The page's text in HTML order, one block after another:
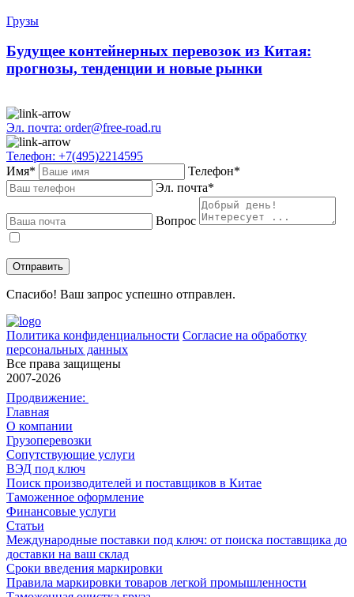
Грузы
Будущее контейнерных перевозок из Китая:
прогнозы, тенденции и новые рынки
Эл. почта: order@free-road.ru
Телефон: +7(495)2214595
Имя*
Телефон*
Эл. почта*
Вопрос
Спасибо! Ваш запрос успешно отправлен.
Политика конфиденциальности Согласие на обработку
персональных данных
Все права защищены
2007-2026
Продвижение:
Главная
О компании
Грузоперевозки
Сопутствующие услуги
ВЭД под ключ
Поиск производителей и поставщиков в Китае
Таможенное оформление
Финансовые услуги
Статьи
Международные поставки под ключ: от поиска поставщика до
доставки на ваш склад
Сроки введения маркировки
Правила маркировки товаров легкой промышленности